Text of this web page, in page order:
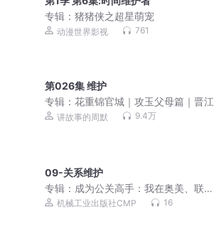
专辑：猪猪侠之超星萌宠
动漫世界影视 761
第026集 维护
专辑：花重锦官城｜攻玉父母篇｜晋江
捉妖文｜古言捉妖TOP | 周默、沈念
讲故事的周默 9.4万
09-关系维护
专辑： 成为公关高手：我在奥美、联
想、美团的15年公关经验
机械工业出版社CMP 16